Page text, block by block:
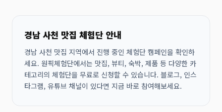
경남 사천 맛집 체험단 안내
경남 사천 맛집 지역에서 진행 중인 체험단 캠페인을 확인하
세요. 원픽체험단에서는 맛집, 뷰티, 숙박, 제품 등 다양한 카
테고리의 체험단을 무료로 신청할 수 있습니다. 블로그, 인스
타그램, 유튜브 채널이 있다면 지금 바로 참여해보세요.